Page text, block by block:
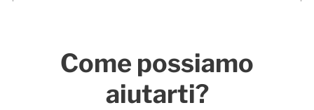
Come possiamo
aiutarti?